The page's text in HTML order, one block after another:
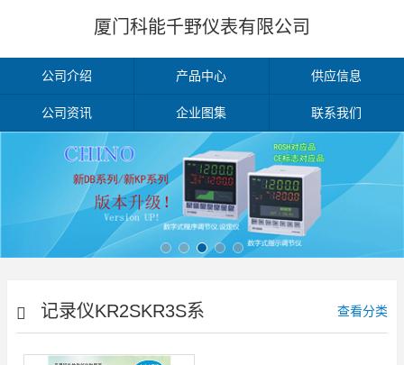
厦门科能千野仪表有限公司
公司介绍 产品中心 供应信息
公司资讯 企业图集 联系我们
记录仪KR2SKR3S系
列
查看分类